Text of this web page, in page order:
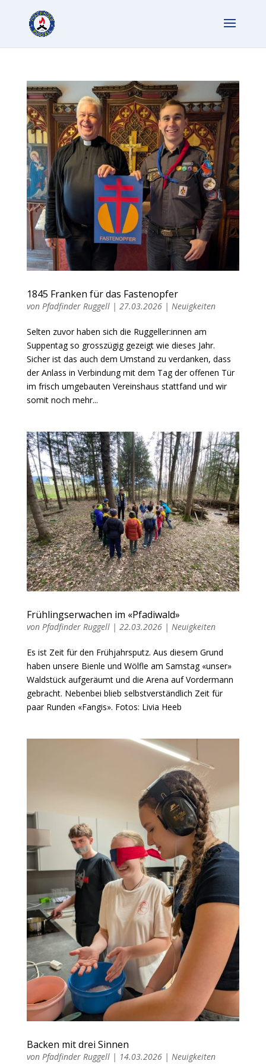
1845 Franken für das Fastenopfer
von Pfadfinder Ruggell| 27.03.2026| Neuigkeiten
Selten zuvor haben sich die Ruggeller:innen am
Suppentag so grosszügig gezeigt wie dieses Jahr.
Sicher ist das auch dem Umstand zu verdanken, dass
der Anlass in Verbindung mit dem Tag der offenen Tür
im frisch umgebauten Vereinshaus stattfand und wir
somit noch mehr...
Frühlingserwachen im «Pfadiwald»
von Pfadfinder Ruggell| 22.03.2026| Neuigkeiten
Es ist Zeit für den Frühjahrsputz. Aus diesem Grund
haben unsere Bienle und Wölfle am Samstag «unser»
Waldstück aufgeräumt und die Arena auf Vordermann
gebracht. Nebenbei blieb selbstverständlich Zeit für
paar Runden «Fangis». Fotos: Livia Heeb
Backen mit drei Sinnen
von Pfadfinder Ruggell| 14.03.2026| Neuigkeiten